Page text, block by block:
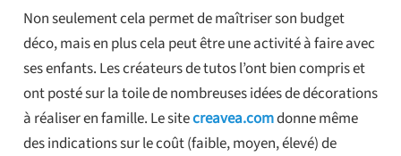
Non seulement cela permet de maîtriser son budget
déco, mais en plus cela peut être une activité à faire avec
ses enfants. Les créateurs de tutos l’ont bien compris et
ont posté sur la toile de nombreuses idées de décorations
à réaliser en famille. Le sitecreavea.comdonne même
des indications sur le coût (faible, moyen, élevé) de